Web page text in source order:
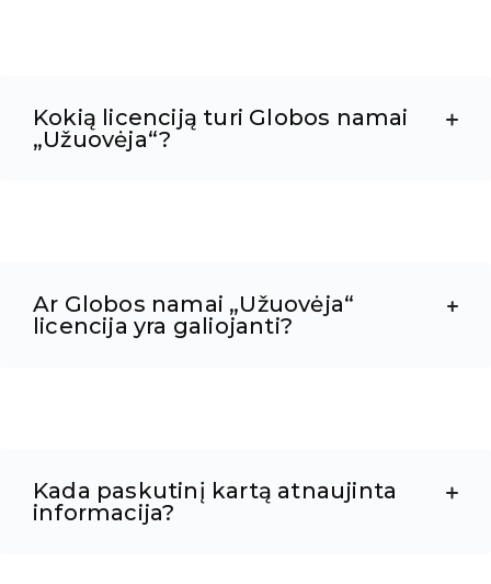
Kokią licenciją turi Globos namai
„Užuovėja“?
Ar Globos namai „Užuovėja“
licencija yra galiojanti?
Kada paskutinį kartą atnaujinta
informacija?